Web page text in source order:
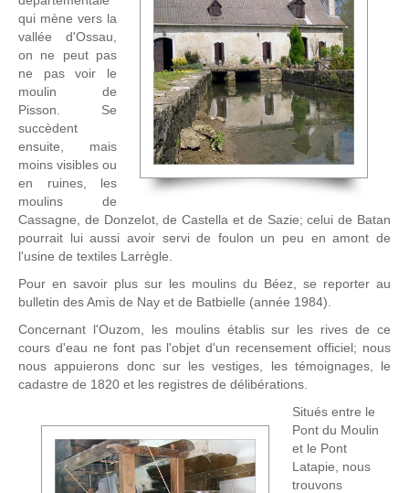
qui mène vers la
vallée d'Ossau,
on ne peut pas
ne pas voir le
moulin de
Pisson. Se
succèdent
ensuite, mais
moins visibles ou
en ruines, les
moulins de
Cassagne, de Donzelot, de Castella et de Sazie; celui de Batan
pourrait lui aussi avoir servi de foulon un peu en amont de
l'usine de textiles Larrègle.
Pour en savoir plus sur les moulins du Béez, se reporter au
bulletin des Amis de Nay et de Batbielle (année 1984).
Concernant l'Ouzom, les moulins établis sur les rives de ce
cours d'eau ne font pas l'objet d'un recensement officiel; nous
nous appuierons donc sur les vestiges, les témoignages, le
cadastre de 1820 et les registres de délibérations.
Situés entre le
Pont du Moulin
et le Pont
Latapie, nous
trouvons